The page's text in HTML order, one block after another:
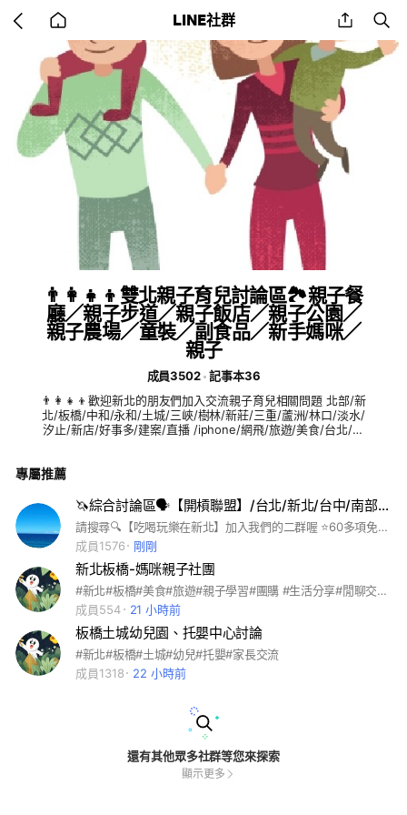
back
to
home
LINE社群 share
👨‍👩‍👧‍👦雙北親子育兒討論區🏞親子餐
廳／親子步道／親子飯店／親子公園／
親子農場／童裝／副食品／新手媽咪／
親子
成員3502
記事本36
👨‍👩‍👧‍👦歡迎新北的朋友們加入交流親子育兒相關問題 北部/新
北/板橋/中和/永和/土城/三峽/樹林/新莊/三重/蘆洲/林口/淡水/
汐止/新店/好事多/建案/直播 /iphone/網飛/旅遊/美食/台北/大
星/蘋果/電影/合宜/育兒/景點 #興趣 #情報 #分享 #新手 #同好
身 #登山 #寵物 #橘貓 #貴賓 #柴犬 #毛孩 #貓咪 #兔子 #遊戲 #
薑餅人王國 #動森 #傳說對決 #手遊 #遊戲討論 #coin master #
流行 #美妝 #代購 #VIP #球鞋 #精品 #美甲 #服飾 #彩妝 #保養
#進擊的巨人 #排球少年 #海賊王 #鬼滅 #webtoon #公仔 #角
色 #美食 #甜點 #銅板美食 #吃貨 #旅遊 #隱藏版 #民宿 #環島
#飯店 #露營 #娛樂 #韓劇 #netflix #追劇 #日劇 #美劇 #粉絲團
#小說 #泰劇 #學校 #校友 #家長 #功課 #校友 #社團 #筆記 #老
師 #學生交流 #科技 #工程師 #前端 #手機 #家電 #電腦 #家庭
#親子 #新手媽咪 #童裝 #副食品 #親子 #育兒 #心情 #聊天 #心
事 #負能量 #交心 #談心 #健康 #減肥 #按摩 #養生 #疫情 #學
習 #研究所 #國考 #讀書會 #課業 #轉學考 #工作 #上班族 #外
送 #職場 #面試 #求職 #金融 #商業 #股市 #房市 #理財 #信用
卡 #存錢 #公司 #企業 #門市 #創業 #同業 #團體 #組織 #俱樂
診 #足跡 #特惠卷 #最新 #快篩 #熱區 #市場 #168 #殘劑 #蔬果
#生鮮 #外送 #夜市 #直播 #電商 #微商 #奧運
專屬推薦
🦄綜合討論區🗣【開槓聯盟】/台北/新北/台中/南部/北部/中部/大小事/俱樂部/資訊／夥伴／新北
請搜尋🔍【吃喝玩樂在新北】加入我們的二群喔 ⭐60多項免費特約優惠都在這裡 北部/新北/板橋/中和/永和/土城/三峽/樹林/新莊/三重/蘆洲/林口/淡水/汐止/新店/好事多/建案/直播 /iphone/網飛/旅遊/美食/台北/大安/內湖/士林/文山/北投/中山/信義/松山/萬華/中正/大同/南港/耶誕城 /房市/costco/團購/親子/優惠/雙北/餐廳/抖音/美景/三星/蘋果/電影/合宜/育兒/景點 #興趣 #情報 #分享 #新手 #同好 #交流 #運動 #健身 #愛好 #自行車 #潛水 #NBA #中華職棒 #健身 #登山 #寵物 #橘貓 #貴賓 #柴犬 #毛孩 #貓咪 #兔子 #遊戲 #薑餅人王國 #動森 #傳說對決 #手遊 #遊戲討論 #coin master #流行 #美妝 #代購 #VIP #球鞋 #精品 #美甲 #服飾 #彩妝 #保養 #進擊的巨人 #排球少年 #海賊王 #鬼滅 #webtoon #公仔 #角色 #美食 #甜點 #銅板美食 #吃貨 #旅遊 #隱藏版 #民宿 #環島 #飯店 #露營 #娛樂 #韓劇 #netflix #追劇 #日劇 #美劇 #粉絲團 #小說 #泰劇 #學校 #校友 #家長 #功課 #校友 #社團 #筆記 #老師 #學生交流 #科技 #工程師 #前端 #手機 #家電 #電腦 #家庭 #親子 #新手媽咪 #童裝 #副食品 #親子 #育兒 #心情 #聊天 #心事 #負能量 #交心 #談心 #健康 #減肥 #按摩 #養生 #疫情 #學習 #研究所 #國考 #讀書會 #課業 #轉學考 #工作 #上班族 #外送 #職場 #面試 #求職 #金融 #商業 #股市 #房市 #理財 #信用卡 #存錢 #公司 #企業 #門市 #創業 #同業 #團體 #組織 #俱樂部 #夥伴 #大小事 #資訊 #疫情 #紓困 #動森 #疫苗 #預約 #確診 #足跡 #特惠卷 #最新 #快篩 #熱區 #市場 #168 #殘劑 #蔬果 #生鮮 #外送 #夜市 #直播 #電商 #微商 #新北人
成員1576
剛剛
新北板橋-媽咪親子社團
#新北#板橋#美食#旅遊#親子學習#團購 #生活分享#閒聊交流討論區
成員554
21 小時前
板橋土城幼兒園、托嬰中心討論
#新北#板橋#土城#幼兒#托嬰#家長交流
成員1318
22 小時前
還有其他眾多社群等您來探索
顯示更多